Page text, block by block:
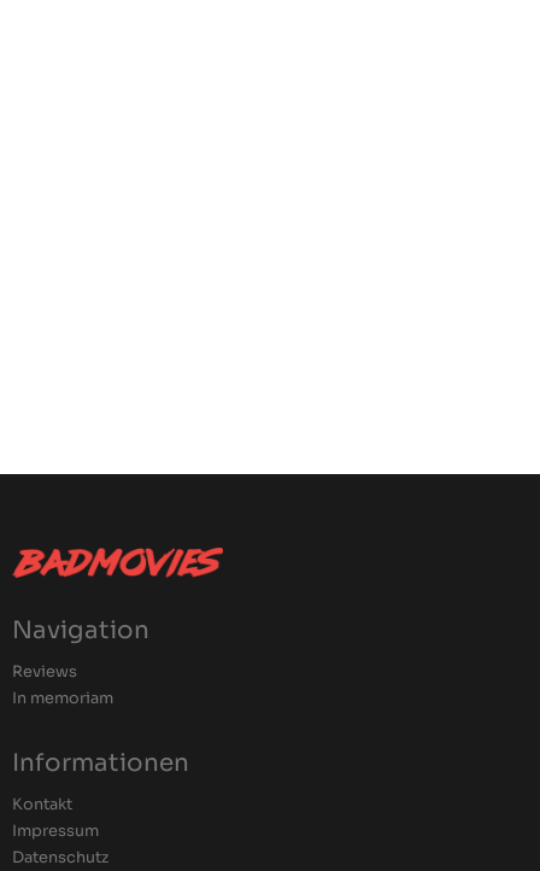
Navigation
Reviews
In memoriam
Informationen
Kontakt
Impressum
Datenschutz